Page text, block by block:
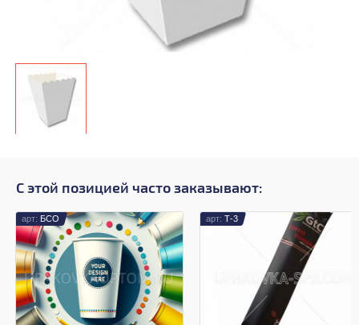
С этой позицией часто заказывают:
БСО Т-3